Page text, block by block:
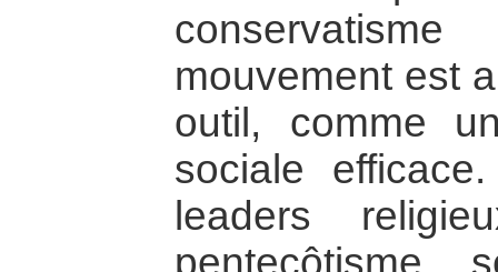
mouvement est
outil, comme
sociale
leaders
pentecôtisme,